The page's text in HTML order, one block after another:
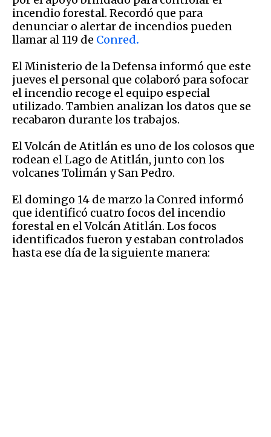
incendio forestal. Recordó que para
denunciar o alertar de incendios pueden
llamar al 119 de Conred.
El Ministerio de la Defensa informó que este
jueves el personal que colaboró para sofocar
el incendio recoge el equipo especial
utilizado. Tambien analizan los datos que se
recabaron durante los trabajos.
El Volcán de Atitlán es uno de los colosos que
rodean el Lago de Atitlán, junto con los
volcanes Tolimán y San Pedro.
El domingo 14 de marzo la Conred informó
que identificó cuatro focos del incendio
forestal en el Volcán Atitlán. Los focos
identificados fueron y estaban controlados
hasta ese día de la siguiente manera: